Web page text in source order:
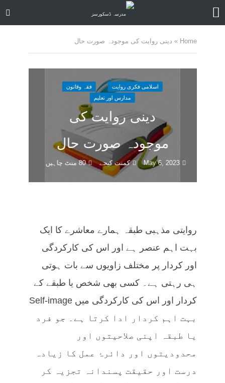
Home
» دینی روایت کی موجودہ صورت حال
اسلامی فکری روایت
فقہ وقانون
مدارس اور تعلیم
دینی روایت کی
موجودہ صورت حال
May 6, 2023 کمنت کیجے 80 منٹ چاہیں
روایتی مذہبی طبقہ ہمارے معاشرے کا ایک
بہت اہم عنصر ہے اور اس کی کارکردگی
اور کردار پر مختلف زاویوں سے بات ہوتی
ہی رہتی ہے۔ کسی بھی شخص یا طبقے کے
کردار اور اس کی کارکردگی میں Self-image
بہت اہم کردار ادا کرتا ہے۔ جو فرد
یا طبقہ اپنی صلاحیتوں اور
محدودیتوں اور دائرۂ عمل کا زیادہ
درست اور حقیقت پسندانہ تجزیہ کر